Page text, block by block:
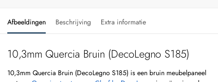
Afbeeldingen Beschrijving Extra informatie
10,3mm Quercia Bruin (DecoLegno S185)
10,3mm Quercia Bruin (DecoLegno S185) is een bruin meubelpaneel